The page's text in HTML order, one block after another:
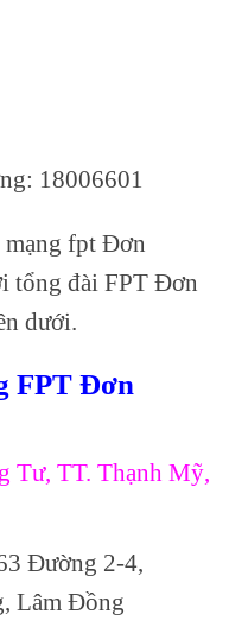
18006601
mạng fpt Đơn
tổng đài FPT Đơn
dưới.
FPT Đơn
Tư, TT. Thạnh Mỹ,
Đường 2-4,
Lâm Đồng